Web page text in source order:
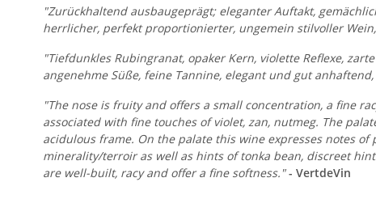
"Zurückhaltend ausbaugeprägt; eleganter Auftakt,
herrlicher, perfekt proportionierter, ungemein stilvoller
"Tiefdunkles Rubingranat, opaker Kern, violette Reflexe,
angenehme Süße, feine Tannine, elegant und gut
"The nose is fruity and offers a small concentration, a fine
associated with fine touches of violet, zan, nutmeg. The
acidulous frame. On the palate this wine expresses notes
minerality/terroir as well as hints of tonka bean, discreet
are well-built, racy and offer a fine softness."- VertdeVin